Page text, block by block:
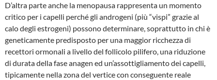
D’altra parte anche la menopausa rappresenta un momento
critico per i capelli perché gli androgeni (più “vispi” grazie al
calo degli estrogeni) possono determinare, soprattutto in chi è
geneticamente predisposto per una maggior ricchezza di
recettori ormonali a livello del follicolo pilifero, una riduzione
di durata della fase anagen ed un’assottigliamento dei capelli,
tipicamente nella zona del vertice con conseguente reale